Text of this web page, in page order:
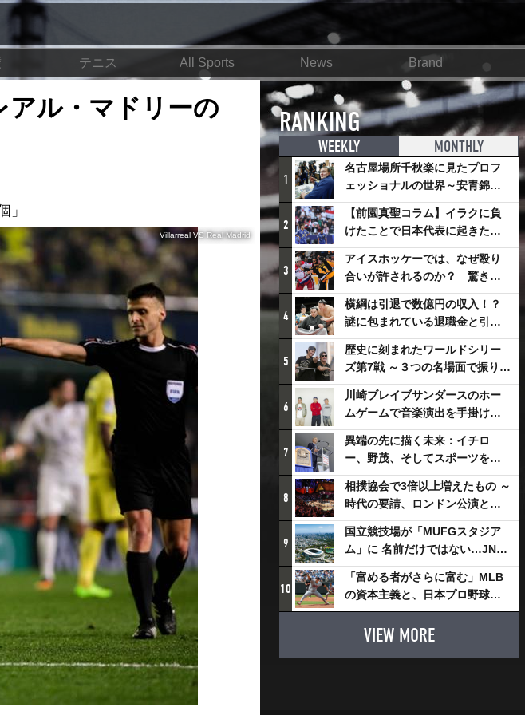
テニス All Sports News Brand
アル・マドリーの
」
Villarreal VS Real Madrid
RANKING
WEEKLY MONTHLY
1
名古屋場所千秋楽に見たプロフ
ェッショナルの世界～安青錦の
優勝を巡るさまざまなドラマ
2
【前園真聖コラム】イラクに負
けたことで日本代表に起きたプ
ラスとは
3
アイスホッケーでは、なぜ殴り
合いが許されるのか？ 驚きの
「ファイティング」ルールにつ
いて
4
横綱は引退で数億円の収入！？
謎に包まれている退職金と引退
相撲興行
5
歴史に刻まれたワールドシリー
ズ第7戦 ～３つの名場面で振り返
る～
6
川崎ブレイブサンダースのホー
ムゲームで音楽演出を手掛ける
スチャダラパーが川崎新！アリ
ーナシティ・プロジェクトを語
る 「楽しみでしかないでしょ。
川崎は、ずっと成長曲線だか
ら」
7
異端の先に描く未来：イチロ
ー、野茂、そしてスポーツを支
える科学界の挑戦
8
相撲協会で3倍以上増えたもの ～
時代の要請、ロンドン公演と古
式大相撲
9
国立競技場が「MUFGスタジア
ム」に 名前だけではない…JNSE
とMUFGが“共創”し描く地域活
性化・社会価値創造の近未来図
とは
10
「富める者がさらに富む」MLB
の資本主義と、日本プロ野球が
踏み出せない一歩
VIEW MORE